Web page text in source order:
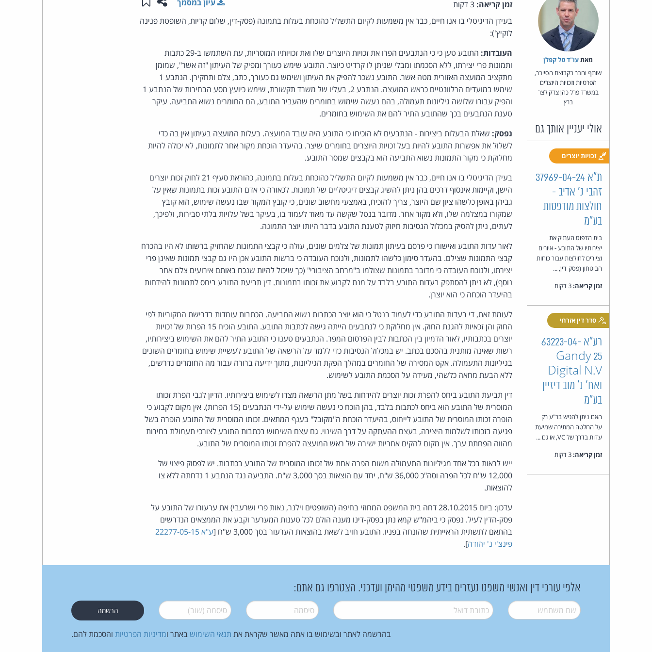
מאת‏עו"ד טל קפלן
שותף וחבר בקבוצת הסייבר,
הפרטיות וזכויות היוצרים
במשרד פרל כהן צדק לצר
ברץ
אולי יעניין אותך גם
זכויות יוצרים
ת"א 37969-04-24
זהבי נ' אדיב -
חולצות מודפסות
בע"מ
בית הדפוס העתיק את
יצירותיו של התובע - איורים
וציורים לחולצות עבור כוחות
הביטחון (פסק-דין, ...
זמן קריאה:
סדר דין אזרחי
רע"א 63223-04-
25 Gandy
Digital N.V
ואח' נ' מוב דיזיין
בע"מ
האם ניתן להגיש בר"ע רק
על החלטה המתירה שמיעת
עדות בדרך של VC, או גם ...
זמן קריאה:
זמן קריאה:
עיון במסמך
בעידן הדיגיטלי בו אנו חיים, כבר אין משמעות לקיום התשליל כהוכחת בעלות בתמונה (פסק-דין, שלום קריות, השופטת פנינה
לוקיץ'):
העובדות:
התובע טען כי כי הנתבעים הפרו את זכויות היוצרים שלו ואת זכויותיו המוסריות, עת השתמשו ב-29 כתבות
ותמונות פרי יצירתו, ללא הסכמתו ומבלי שניתן לו קרדיט כיוצר. התובע שימש כעורך ומפיק של העיתון "זה אשר", שמומן
מתקציב המועצה האזורית מטה אשר. התובע נשכר להפיק את העיתון ושימש גם כעורך, כתב, צלם ותחקירן. הנתבע 1
שימש במועדים הרלוונטיים כראש המועצה. הנתבע 2, בעליו של משרד תקשורת, שימש כיועץ מסע הבחירות של הנתבע 1
והפיק עבורו שלושה גיליונות תעמולה, בהם נעשה שימוש בחומרים שהעביר התובע, הם החומרים נשוא התביעה. עיקר
טענת הנתבעים בכך שהתובע התיר להם את השימוש בחומרים.
נפסק: שאלת הבעלות ביצירות - הנתבעים לא הוכיחו כי התובע היה עובד המועצה. בעלות המועצה בעיתון אין בה כדי
לשלול את אפשרות התובע להיות בעל זכויות היוצרים בחומרים שיצר. בהיעדר הוכחת מקור אחר לתמונות, לא יכולה להיות
מחלוקת כי מקור התמונות נשוא התביעה הוא בקבצים שמסר התובע.
בעידן הדיגיטלי בו אנו חיים, כבר אין משמעות לקיום התשליל כהוכחת בעלות בתמונה, כהוראת סעיף 21 לחוק זכות יוצרים
הישן, וקיימות אינסוף דרכים בהן ניתן להשיג קבצים דיגיטליים של תמונות. לכאורה כי אדם התובע זכות בתמונות שאין על
גביהן באופן כלשהו ציון שם היוצר, צריך להוכיח, באמצעי מחשוב שונים, כי קובץ המקור שבו נעשה שימוש, הוא קובץ
שמקורו במצלמה שלו, ולא מקור אחר. מדובר בנטל שקשה עד מאוד לעמוד בו, בעיקר בשל עלויות בלתי סבירות, ולפיכך,
לעתים, ניתן להסיק במכלול הנסיבות חיזוק לטענת התובע בדבר היותו יוצר התמונה.
לאור עדות התובע ואישורו כי פרסם בעיתון תמונות של צלמים שונים, עולה כי קבצי התמונות שהחזיק ברשותו לא היו בהכרח
קבצי התמונות שצילם. בהעדר סימון כלשהו לתמונות, ולנוכח העובדה כי ברשות התובע אכן היו גם קבצי תמונות שאינן פרי
יצירתו, ולנוכח העובדה כי מדובר בתמונות שצולמו ב"מרחב הציבורי" (כך שיכול להיות שנכח באותם אירועים צלם אחר
נוסף), לא ניתן להסתפק בעדות התובע בלבד על מנת לקבוע את זכותו בתמונות. דין תביעת התובע ביחס לתמונות להידחות
בהיעדר הוכחה כי הוא יוצרן.
לעומת זאת, די בעדות התובע כדי לעמוד בנטל כי הוא יוצר הכתבות נשוא התביעה. הכתבות עומדות בדרישת המקוריות לפי
החוק והן זכאיות להגנת החוק. אין מחלוקת כי לנתבעים הייתה גישה לכתבות התובע. התובע הוכיח 15 הפרות של זכויות
יוצרים בכתבותיו, לאור הדמיון בין הכתבות לבין הפרסום המפר. הנתבעים טענו כי התובע התיר להם את השימוש ביצירותיו,
רשות שאינה מותנית בהסכם בכתב. יש במכלול הנסיבות כדי ללמד על הרשאה של התובע לעשיית שימוש בחומרים השונים
בגיליונות התעמולה. אקט המסירה של החומרים במהלך הפקת הגיליונות, מתוך ידיעה ברורה עבור מה החומרים נדרשים,
ללא הבעת מחאה כלשהי, מעידה על הסכמת התובע לשימוש.
דין תביעת התובע ביחס להפרת זכות יוצרים להידחות בשל מתן הרשאה מצדו לשימוש ביצירותיו. הדיון לגבי הפרת זכותו
המוסרית של התובע הוא ביחס לכתבות בלבד, בהן הוכח כי נעשה שימוש על-ידי הנתבעים (15 הפרות). אין מקום לקבוע כי
הופרה זכותו המוסרית של התובע לייחוס, בהיעדר הוכחת ה"מקובל" בענף המתאים. זכותו המוסרית של התובע הופרה בשל
פגיעה בזכותו לשלמות היצירה, בעצם ההעתקה על דרך השינוי. גם עצם השימוש בכתבות התובע לצורכי תעמולת בחירות
מהווה הפחתת ערך. אין מקום להקים אחריות ישירה של ראש המועצה להפרת זכותו המוסרית של התובע.
ייש לראות בכל אחד מגיליונות התעמולה משום הפרה אחת של זכותו המוסרית של התובע בכתבות. יש לפסוק פיצוי של
12,000 ש"ח לכל הפרה וסה"כ 36,000 ש"ח, יחד עם הוצאות בסך 3,000 ש"ח. התביעה נגד הנתבע 1 נדחתה ללא צו
להוצאות.
עדכון: ביום 28.10.2015 דחה בית המשפט המחוזי בחיפה (השופטים וילנר, נאות פרי ושרעבי) את ערעורו של התובע על
פסק-הדין לעיל. נפסק כי ביהמ"ש קמא נתן בפסק-דינו מענה הולם לכל טענות המערער וקבע את הממצאים הנדרשים
בהתאם לתשתית הראייתית שהונחה בפניו. התובע חויב לשאת בהוצאות הערעור בסך 3,000 ש"ח [
ע"א 22277-05-15
פינצ'י נ' יהודה].
אלפי עורכי דין ואנשי משפט נעזרים בידע משפטי מהימן ועדכני. הצטרפו גם אתם:
שם משתמש* דואל* סיסמה* סיסמה (שוב)*
בהרשמה לאתר ובשימוש בו אתה מאשר שקראת את תנאי השימוש באתר ומדיניות הפרטיות והסכמת להם.